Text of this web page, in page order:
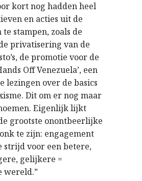
kort nog hadden heel
en acties uit de
stampen, zoals de
privatisering van de
de promotie voor de
Off Venezuela’, een
lezingen over de basics
Dit om er nog maar
Eigenlijk lijkt
grootste onontbeerlijke
te zijn: engagement
strijd voor een betere,
gelijkere =
wereld.”